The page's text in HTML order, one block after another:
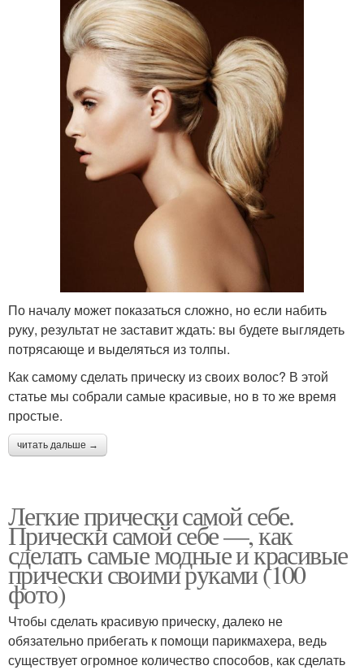
По началу может показаться сложно, но если набить
руку, результат не заставит ждать: вы будете выглядеть
потрясающе и выделяться из толпы.
Как самому сделать прическу из своих волос? В этой
статье мы собрали самые красивые, но в то же время
простые.
читать дальше →
Легкие прически самой себе.
Прически самой себе —, как
сделать самые модные и красивые
прически своими руками (100
фото)
Чтобы сделать красивую прическу, далеко не
обязательно прибегать к помощи парикмахера, ведь
существует огромное количество способов, как сделать